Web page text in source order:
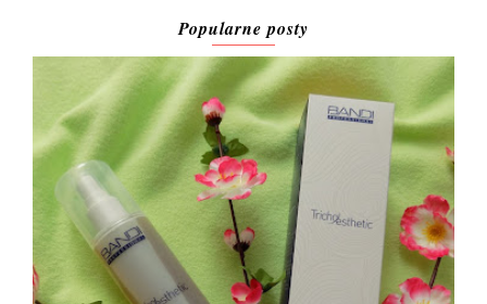
Popularne posty